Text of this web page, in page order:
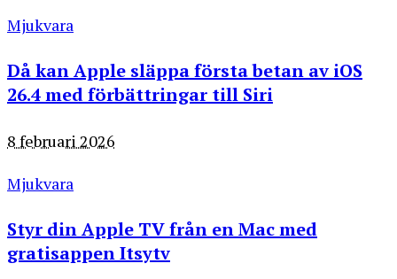
Mjukvara
Då kan Apple släppa första betan av iOS
26.4 med förbättringar till Siri
8 februari 2026
Mjukvara
Styr din Apple TV från en Mac med
gratisappen Itsytv